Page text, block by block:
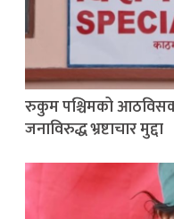
रुकुम पश्चिमको
जनाविरुद्ध भ्रष्टाचार मुद्दा